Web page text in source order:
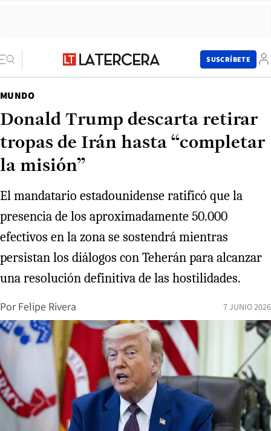
SUSCRÍBETE
MUNDO
Donald Trump descarta retirar
tropas de Irán hasta “completar
la misión”
El mandatario estadounidense ratificó que la
presencia de los aproximadamente 50.000
efectivos en la zona se sostendrá mientras
persistan los diálogos con Teherán para alcanzar
una resolución definitiva de las hostilidades.
Por Felipe Rivera 7 JUNIO 2026